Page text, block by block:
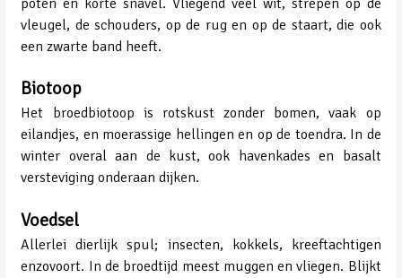
vleugel, de schouders, op de rug en op de staart, die ook
een zwarte band heeft.
Biotoop
Het broedbiotoop is rotskust zonder bomen, vaak op
eilandjes, en moerassige hellingen en op de toendra. In de
winter overal aan de kust, ook havenkades en basalt
versteviging onderaan dijken.
Voedsel
Allerlei dierlijk spul; insecten, kokkels, kreeftachtigen
enzovoort. In de broedtijd meest muggen en vliegen. Blijkt